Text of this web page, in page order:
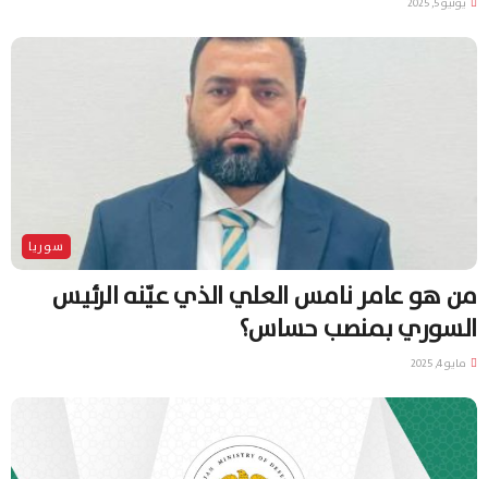
سوريا
من هو عامر نامس العلي الذي عيّنه الرئيس
السوري بمنصب حساس؟
مايو 4, 2025